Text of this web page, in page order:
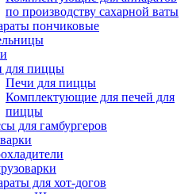
по производству сахарной ваты
пончиковые
для пиццы
Печи для пиццы
Комплектующие для печей для
пиццы
для гамбургеров
для хот-догов